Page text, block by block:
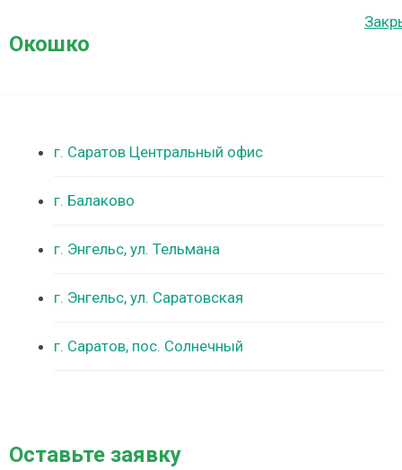
Окошко
г. Саратов Центральный офис
г. Балаково
г. Энгельс, ул. Тельмана
г. Энгельс, ул. Саратовская
г. Саратов, пос. Солнечный
Оставьте заявку